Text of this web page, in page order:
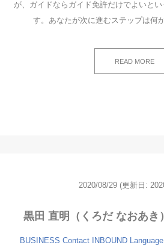
が、ガイドならガイド免許だけでよいと
す。あなたが次に進むステップは何
READ MORE
2020/08/29 (更新日:
黒田 直明（くろだ なおあき
BUSINESS Contact INBOUND